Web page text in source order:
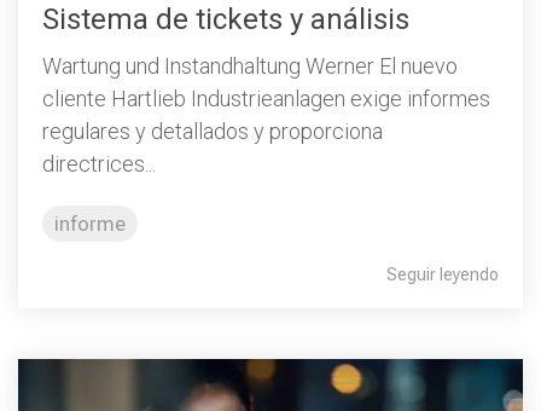
Sistema de tickets y análisis
Wartung und Instandhaltung Werner El nuevo
cliente Hartlieb Industrieanlagen exige informes
regulares y detallados y proporciona
directrices...
informe
Seguir leyendo